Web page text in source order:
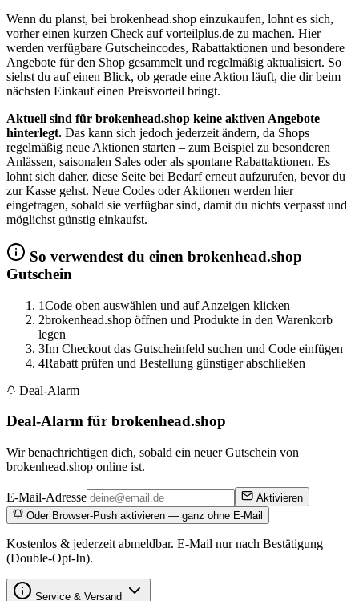
Wenn du planst, bei brokenhead.shop einzukaufen, lohnt es sich,
vorher einen kurzen Check auf vorteilplus.de zu machen. Hier
werden verfügbare Gutscheincodes, Rabattaktionen und besondere
Angebote für den Shop gesammelt und regelmäßig aktualisiert. So
siehst du auf einen Blick, ob gerade eine Aktion läuft, die dir beim
nächsten Einkauf einen Preisvorteil bringt.
Aktuell sind für brokenhead.shop keine aktiven Angebote
hinterlegt. Das kann sich jedoch jederzeit ändern, da Shops
regelmäßig neue Aktionen starten – zum Beispiel zu besonderen
Anlässen, saisonalen Sales oder als spontane Rabattaktionen. Es
lohnt sich daher, diese Seite bei Bedarf erneut aufzurufen, bevor du
zur Kasse gehst. Neue Codes oder Aktionen werden hier
eingetragen, sobald sie verfügbar sind, damit du nichts verpasst und
möglichst günstig einkaufst.
So verwendest du einen brokenhead.shop
Gutschein
1Code oben auswählen und auf Anzeigen klicken
2brokenhead.shop öffnen und Produkte in den Warenkorb
legen
3Im Checkout das Gutscheinfeld suchen und Code einfügen
4Rabatt prüfen und Bestellung günstiger abschließen
Deal-Alarm
Deal-Alarm für brokenhead.shop
Wir benachrichtigen dich, sobald ein neuer Gutschein von
brokenhead.shop online ist.
E-Mail-Adresse
Aktivieren
Oder Browser-Push aktivieren — ganz ohne E-Mail
Kostenlos & jederzeit abmeldbar. E-Mail nur nach Bestätigung
(Double-Opt-In).
Service & Versand